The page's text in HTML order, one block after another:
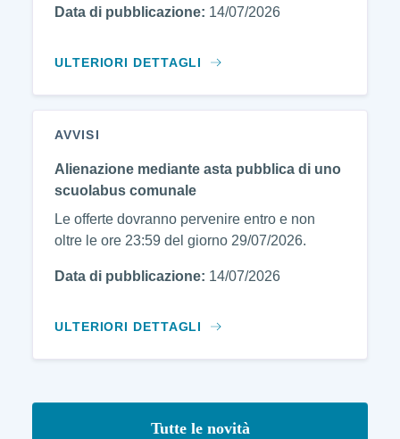
Data di pubblicazione: 14/07/2026
ULTERIORI DETTAGLI
AVVISI
Alienazione mediante asta pubblica di uno
scuolabus comunale
Le offerte dovranno pervenire entro e non
oltre le ore 23:59 del giorno 29/07/2026.
Data di pubblicazione: 14/07/2026
ULTERIORI DETTAGLI
Tutte le novità